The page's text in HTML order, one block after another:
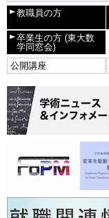
教職員の方
卒業生の方 (東大数
学同窓会)
公開講座